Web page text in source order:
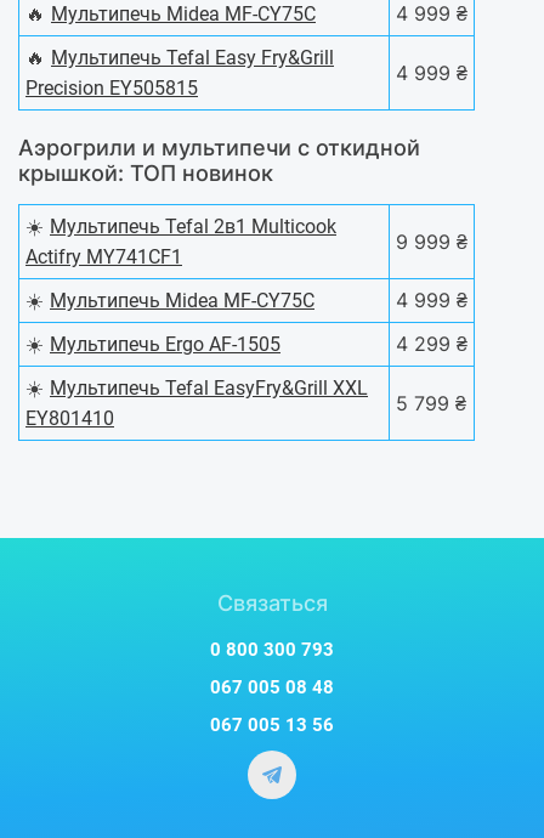
🔥 Мультипечь Midea MF-CY75C
4 999 ₴
🔥 Мультипечь Tefal Easy Fry&Grill
Precision EY505815
4 999 ₴
Аэрогрили и мультипечи с откидной
крышкой: ТОП новинок
☀️ Мультипечь Tefal 2в1 Multicook
Actifry MY741CF1
9 999 ₴
☀️ Мультипечь Midea MF-CY75C
4 999 ₴
☀️ Мультипечь Ergo AF-1505
4 299 ₴
☀️ Мультипечь Tefal EasyFry&Grill XXL
EY801410
5 799 ₴
Связаться
0 800 300 793
067 005 08 48
067 005 13 56